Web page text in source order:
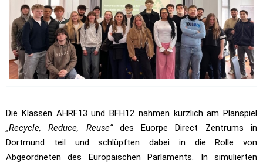
Die Klassen AHRF13 und BFH12 nahmen kürzlich am Planspiel
„Recycle, Reduce, Reuse“des Euorpe Direct Zentrums in
Dortmund teil und schlüpften dabei in die Rolle von
Abgeordneten des Europäischen Parlaments. In simulierten